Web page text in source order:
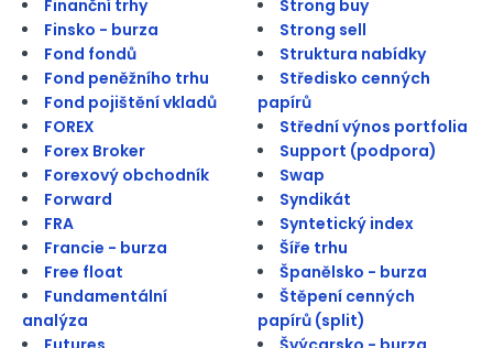
Finanční trhy
Finsko - burza
Fond fondů
Fond peněžního trhu
Fond pojištění vkladů
FOREX
Forex Broker
Forexový obchodník
Forward
FRA
Francie - burza
Free float
Fundamentální
analýza
Strong buy
Strong sell
Struktura nabídky
Středisko cenných
papírů
Střední výnos portfolia
Support (podpora)
Swap
Syndikát
Syntetický index
Šíře trhu
Španělsko - burza
Štěpení cenných
papírů (split)